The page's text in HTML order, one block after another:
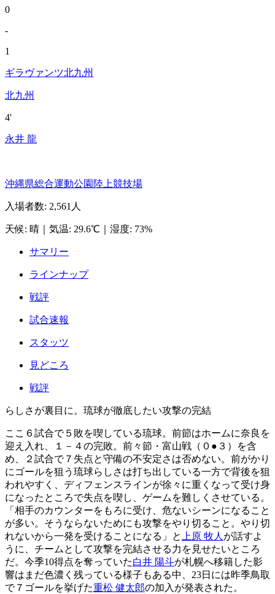
0
-
1
ギラヴァンツ北九州
北九州
4'
永井 龍
沖縄県総合運動公園陸上競技場
入場者数: 2,561人
天候: 晴 気温: 29.6℃ 湿度: 73%
サマリー
ラインナップ
戦評
試合速報
スタッツ
見どころ
戦評
らしさが裏目に。琉球が徹底したい攻撃の完結
ここ６試合で５敗を喫している琉球。前節はホームに奈良を
迎え入れ、１－４の完敗。前々節・富山戦（０●３）を含
め、２試合で７失点と守備の不安定さは否めない。前がかり
にゴールを狙う琉球らしさは打ち出している一方で背後を狙
われやすく、ディフェンスラインが徐々に重くなって受け身
になったところで失点を喫し、ゲームを難しくさせている。
「相手のカウンターをもろに受け、危ないシーンになること
が多い。そうならないためにも攻撃をやり切ること。やり切
れないから一発を受けることになる」と
上原 牧人 が話すよ
うに、チームとして攻撃を完結させる力を見せたいところ
だ。今季10得点を奪っていた白井 陽斗が札幌へ移籍した影
響はまだ色濃く残っている様子もある中、23日には昨季鳥取
で７ゴールを挙げた重松 健太郎の加入が発表された。